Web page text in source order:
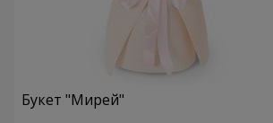
Букет "Мирей"